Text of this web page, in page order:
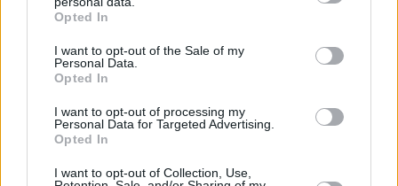
grant or deny consent to Google and its third-party tags to
use your data for below specified purposes in below Google
consent section.
Opted In
I want to opt-out of the Sale of my
Personal Data.
Opted In
I want to opt-out of processing my
Personal Data for Targeted Advertising.
Opted In
I want to opt-out of Collection, Use,